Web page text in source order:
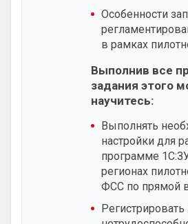
Особенности
в рамках
Выполнив все
задания этого
научитесь:
Выполнять
настройки для
программе
регионах
ФСС по прямой
Регистрировать